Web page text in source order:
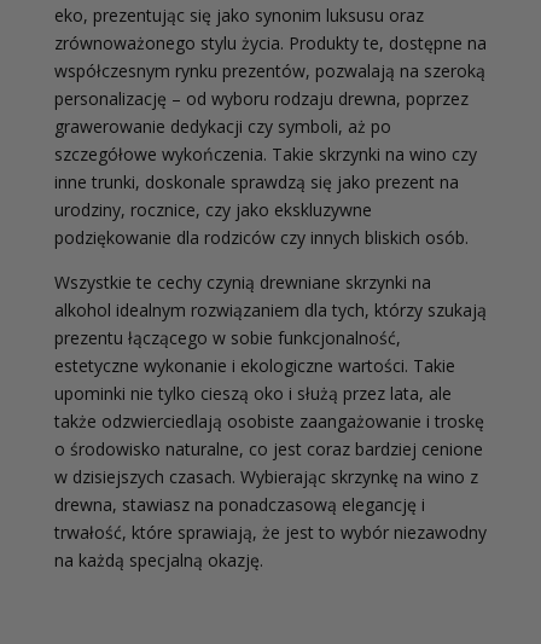
eko, prezentując się jako synonim luksusu oraz
zrównoważonego stylu życia. Produkty te, dostępne na
współczesnym rynku prezentów, pozwalają na szeroką
personalizację – od wyboru rodzaju drewna, poprzez
grawerowanie dedykacji czy symboli, aż po
szczegółowe wykończenia. Takie skrzynki na wino czy
inne trunki, doskonale sprawdzą się jako prezent na
urodziny, rocznice, czy jako ekskluzywne
podziękowanie dla rodziców czy innych bliskich osób.
Wszystkie te cechy czynią drewniane skrzynki na
alkohol idealnym rozwiązaniem dla tych, którzy szukają
prezentu łączącego w sobie funkcjonalność,
estetyczne wykonanie i ekologiczne wartości. Takie
upominki nie tylko cieszą oko i służą przez lata, ale
także odzwierciedlają osobiste zaangażowanie i troskę
o środowisko naturalne, co jest coraz bardziej cenione
w dzisiejszych czasach. Wybierając skrzynkę na wino z
drewna, stawiasz na ponadczasową elegancję i
trwałość, które sprawiają, że jest to wybór niezawodny
na każdą specjalną okazję.